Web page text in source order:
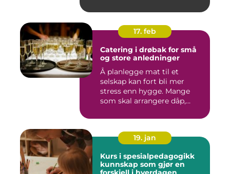
17. feb
Catering i drøbak for små
og store anledninger
Å planlegge mat til et
selskap kan fort bli mer
stress enn hygge. Mange
som skal arrangere dåp,
19. jan
Kurs i spesialpedagogikk
kunnskap som gjør en